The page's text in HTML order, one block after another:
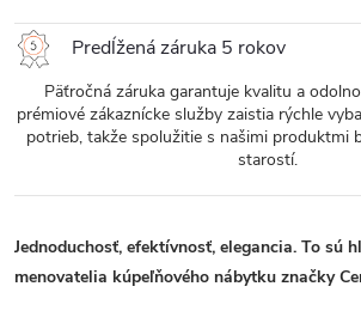
Predĺžená záruka 5 rokov
Päťročná záruka garantuje kvalitu a
prémiové zákaznícke služby zaistia rýchle
potrieb, takže spolužitie s našimi produktmi
starostí.
Jednoduchosť, efektívnosť, elegancia. To sú
menovatelia kúpeľňového nábytku značky